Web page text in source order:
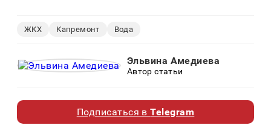
ЖКХ Капремонт Вода
Эльвина Амедиева
Автор статьи
Подписаться вTelegram